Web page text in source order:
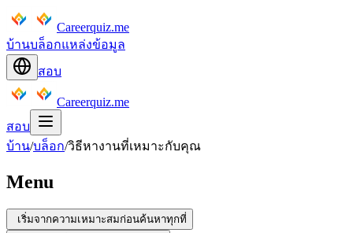
Careerquiz.me
บ้านบล็อกแหล่งข้อมูล
สอบ
Careerquiz.me
สอบ
บ้าน/บล็อก/วิธีหางานที่เหมาะกับคุณ
Menu
เริ่มจากความเหมาะสมก่อนค้นหาทุกที่